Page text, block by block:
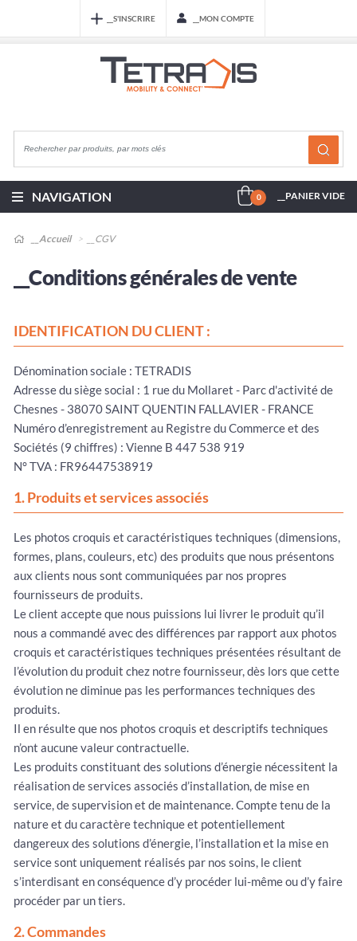
__S'INSCRIRE __MON COMPTE
NAVIGATION 0 __PANIER VIDE
__Accueil __CGV
__Conditions générales de vente
IDENTIFICATION DU CLIENT :
Dénomination sociale : TETRADIS
Adresse du siège social : 1 rue du Mollaret - Parc d'activité de
Chesnes - 38070 SAINT QUENTIN FALLAVIER - FRANCE
Numéro d’enregistrement au Registre du Commerce et des
Sociétés (9 chiffres) : Vienne B 447 538 919
N° TVA : FR96447538919
1. Produits et services associés
Les photos croquis et caractéristiques techniques (dimensions,
formes, plans, couleurs, etc) des produits que nous présentons
aux clients nous sont communiquées par nos propres
fournisseurs de produits.
Le client accepte que nous puissions lui livrer le produit qu’il
nous a commandé avec des différences par rapport aux photos
croquis et caractéristiques techniques présentées résultant de
l’évolution du produit chez notre fournisseur, dès lors que cette
évolution ne diminue pas les performances techniques des
produits.
Il en résulte que nos photos croquis et descriptifs techniques
n’ont aucune valeur contractuelle.
Les produits constituant des solutions d’énergie nécessitent la
réalisation de services associés d’installation, de mise en
service, de supervision et de maintenance. Compte tenu de la
nature et du caractère technique et potentiellement
dangereux des solutions d’énergie, l’installation et la mise en
service sont uniquement réalisés par nos soins, le client
s’interdisant en conséquence d’y procéder lui-même ou d’y faire
procéder par un tiers.
2. Commandes